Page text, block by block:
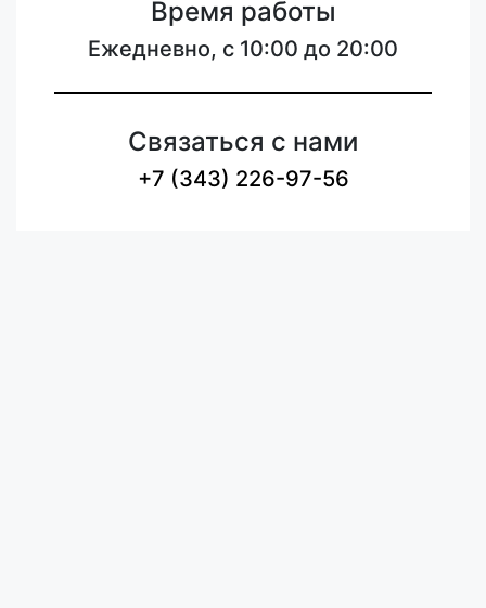
Время работы
Ежедневно, с 10:00 до 20:00
Связаться с нами
+7 (343) 226-97-56